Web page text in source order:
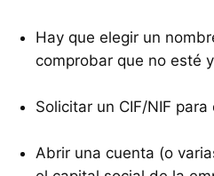
Hay que elegir un
comprobar que no esté
Solicitar un CIF/NIF para
Abrir una cuenta (o